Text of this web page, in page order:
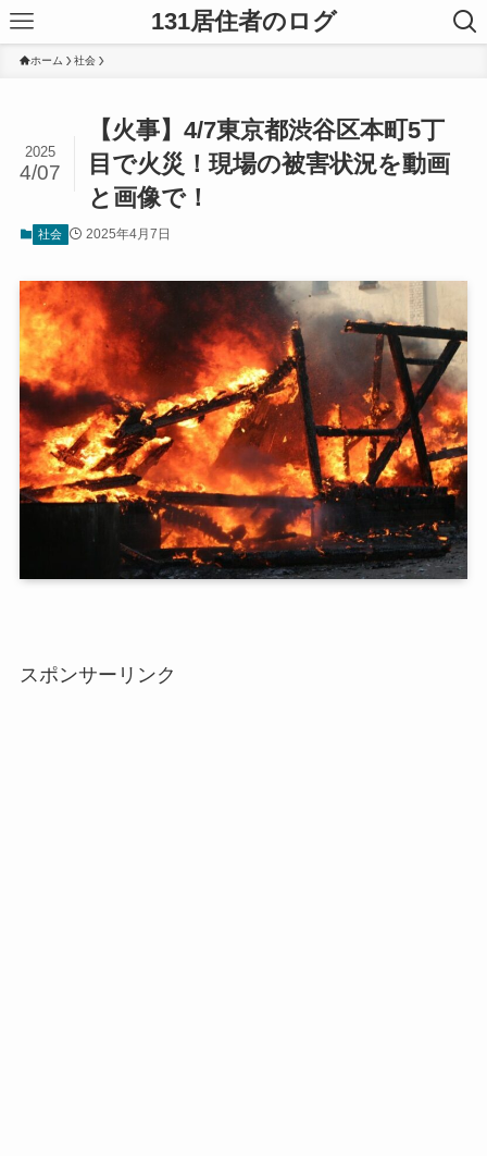
131居住者のログ
ホーム 社会
【火事】4/7東京都渋谷区本町5丁
目で火災！現場の被害状況を動画
と画像で！
2025
4/07
社会 2025年4月7日
スポンサーリンク